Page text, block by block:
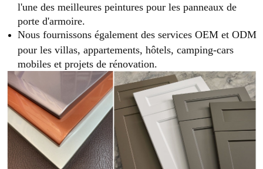
l'une des meilleures peintures pour les panneaux de
porte d'armoire.
Nous fournissons également des services OEM et ODM
pour les villas, appartements, hôtels, camping-cars
mobiles et projets de rénovation.